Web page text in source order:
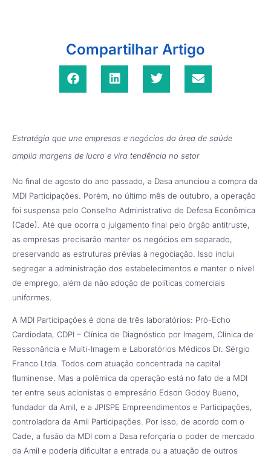
Compartilhar Artigo
Estratégia que une empresas e negócios da área de saúde
amplia margens de lucro e vira tendência no setor
No final de agosto do ano passado, a Dasa anunciou a compra da
MDI Participações. Porém, no último mês de outubro, a operação
foi suspensa pelo Conselho Administrativo de Defesa Econômica
(Cade). Até que ocorra o julgamento final pelo órgão antitruste,
as empresas precisarão manter os negócios em separado,
preservando as estruturas prévias à negociação. Isso inclui
segregar a administração dos estabelecimentos e manter o nível
de emprego, além da não adoção de políticas comerciais
uniformes.
A MDI Participações é dona de três laboratórios: Pró-Echo
Cardiodata, CDPI – Clínica de Diagnóstico por lmagem, Clínica de
Ressonância e Multi-Imagem e Laboratórios Médicos Dr. Sérgio
Franco Ltda. Todos com atuação concentrada na capital
fluminense. Mas a polêmica da operação está no fato de a MDI
ter entre seus acionistas o empresário Edson Godoy Bueno,
fundador da Amil, e a JPlSPE Empreendimentos e Participações,
controladora da Amil Participações. Por isso, de acordo com o
Cade, a fusão da MDI com a Dasa reforçaria o poder de mercado
da Amil e poderia dificultar a entrada ou a atuação de outros